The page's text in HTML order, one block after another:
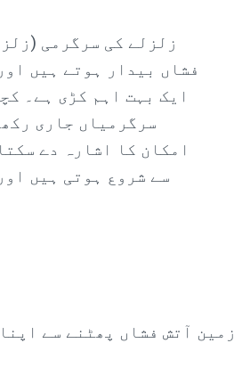
زلزلے کی سرگرمی
فشاں بیدار ہوتے ہیں
ایک بہت اہم کڑی ہے۔
سرگرمیاں جاری
امکان کا اشارہ دے
سے شروع ہوتی ہیں
زمین آتش فشاں پھٹنے سے